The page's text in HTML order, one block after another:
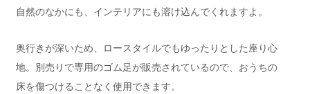
自然のなかにも、インテリアにも溶け込んでくれますよ。
奥行きが深いため、ロースタイルでもゆったりとした座り心
地。別売りで専用のゴム足が販売されているので、おうちの
床を傷つけることなく使用できます。